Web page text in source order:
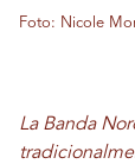
Foto: Nicole
La Banda